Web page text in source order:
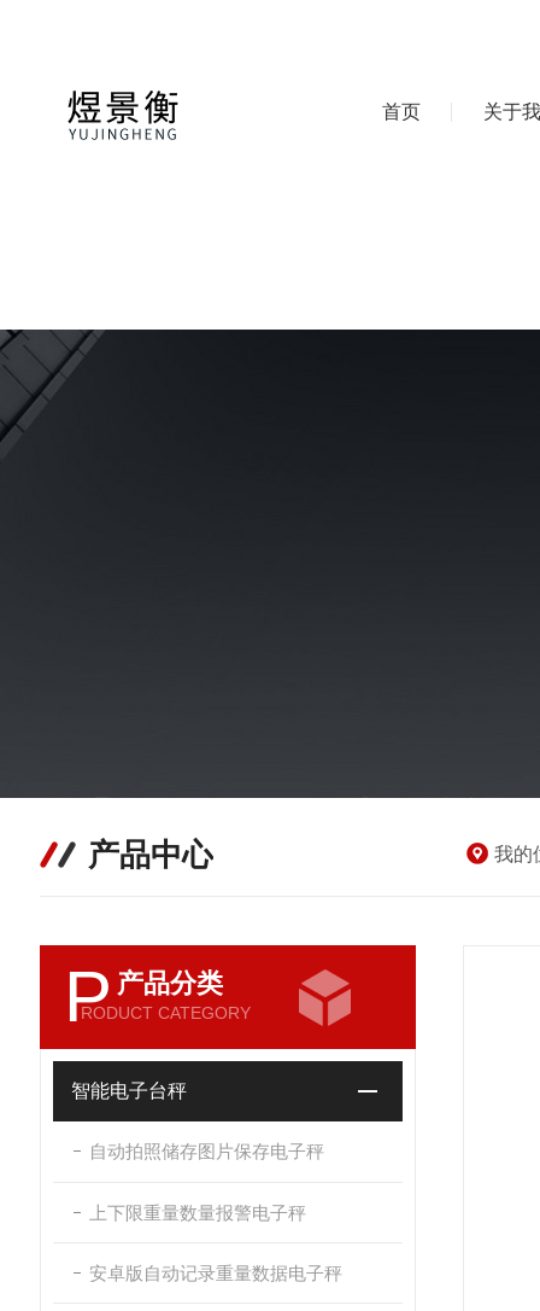
首页 关于
产品中心 我的
P 产品分类
RODUCT CATEGORY
智能电子台秤
自动拍照储存图片保存电子秤
上下限重量数量报警电子秤
安卓版自动记录重量数据电子秤